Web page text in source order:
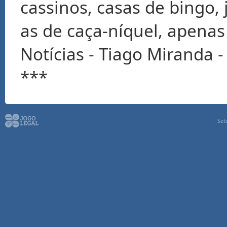
cassinos, casas de
as de caça-níquel,
Notícias - Tiago Miranda
***